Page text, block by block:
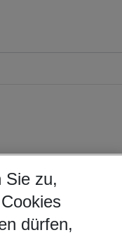
Sie zu,
dürfen,